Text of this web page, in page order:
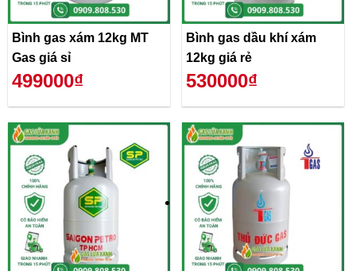
Bình gas xám 12kg MT
Gas giá sỉ
499000₫
Bình gas dầu khí xám
12kg giá rẻ
530000₫